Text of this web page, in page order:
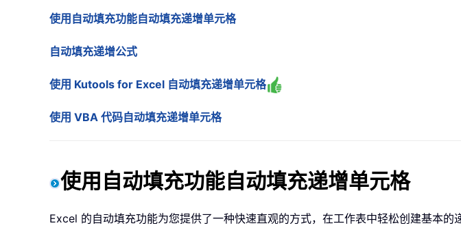
使用自动填充功能自动填充递增单元格
自动填充递增公式
使用 Kutools for Excel 自动填充递增单元格
使用 VBA 代码自动填充递增单元格
使用自动填充功能自动填充递增单元格
Excel 的自动填充功能为您提供了一种快速直观的方式，在工作表中轻松创建基本